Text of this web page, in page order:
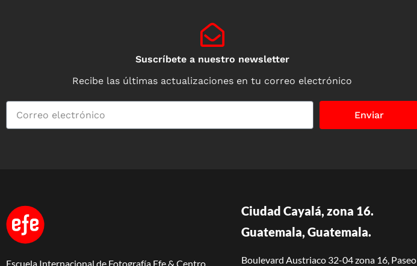
Suscríbete a nuestro newsletter
Recibe las últimas actualizaciones en tu correo electrónico
Enviar
Escuela Internacional de Fotografía Efe & Centro
Ciudad Cayalá, zona 16.
Guatemala, Guatemala.
Boulevard Austriaco 32-04 zona 16, Paseo